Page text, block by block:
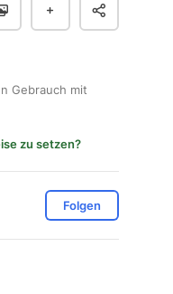
Gebrauch mit
zu setzen?
Folgen